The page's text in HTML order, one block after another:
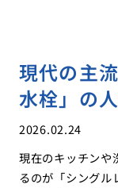
現代の主
水栓」の
2026.02.24
現在のキッチンや
るのが「シングル